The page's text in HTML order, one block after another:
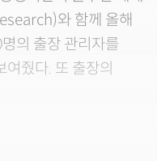
와 함께 올해
의 출장 관리자를
줬다. 또 출장의